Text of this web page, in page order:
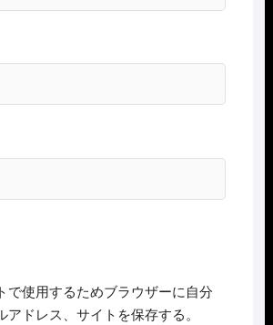
で使用するためブラウザーに自分
アドレス、サイトを保存する。